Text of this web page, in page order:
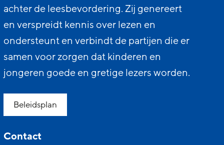
achter de leesbevordering. Zij genereert
en verspreidt kennis over lezen en
ondersteunt en verbindt de partijen die er
samen voor zorgen dat kinderen en
jongeren goede en gretige lezers worden.
Beleidsplan
Contact